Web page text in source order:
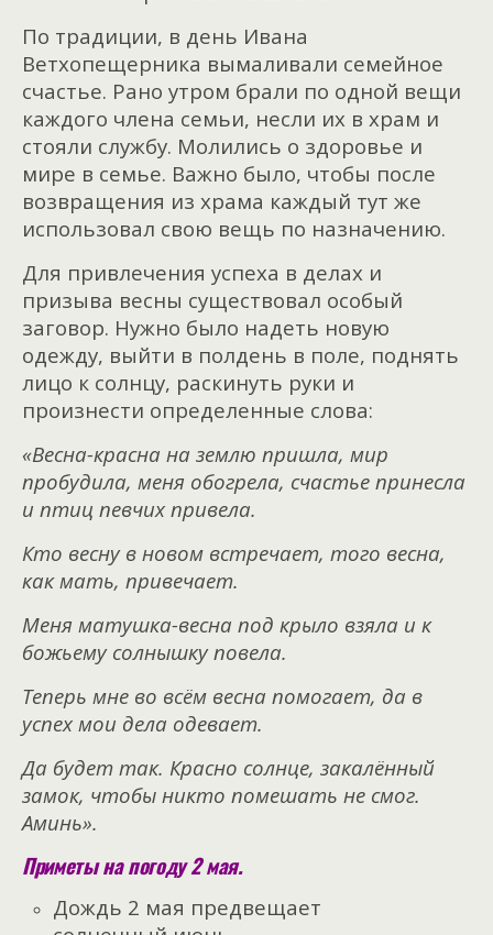
По традиции, в день Ивана
Ветхопещерника вымаливали семейное
счастье. Рано утром брали по одной вещи
каждого члена семьи, несли их в храм и
стояли службу. Молились о здоровье и
мире в семье. Важно было, чтобы после
возвращения из храма каждый тут же
использовал свою вещь по назначению.
Для привлечения успеха в делах и
призыва весны существовал особый
заговор. Нужно было надеть новую
одежду, выйти в полдень в поле, поднять
лицо к солнцу, раскинуть руки и
произнести определенные слова:
«Весна-красна на землю пришла, мир
пробудила, меня обогрела, счастье принесла
и птиц певчих привела.
Кто весну в новом встречает, того весна,
как мать, привечает.
Меня матушка-весна под крыло взяла и к
божьему солнышку повела.
Теперь мне во всём весна помогает, да в
успех мои дела одевает.
Да будет так. Красно солнце, закалённый
замок, чтобы никто помешать не смог.
Аминь».
Приметы на погоду 2 мая.
Дождь 2 мая предвещает